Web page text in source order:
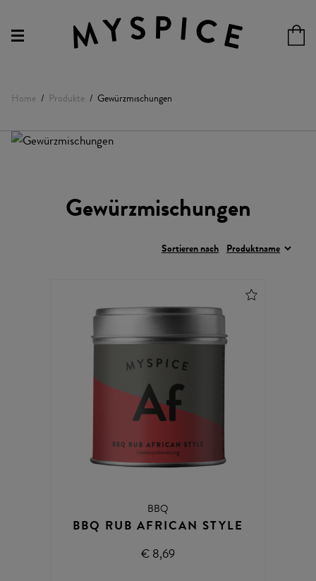
Home Produkte Gewürzmischungen
Gewürzmischungen
Sortieren nach
BBQ
BBQ RUB AFRICAN STYLE
€ 8,69